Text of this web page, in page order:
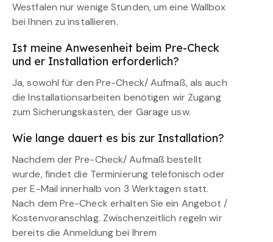
Westfalen nur wenige Stunden, um eine Wallbox
bei Ihnen zu installieren.
Ist meine Anwesenheit beim Pre-Check
und er Installation erforderlich?
Ja, sowohl für den Pre-Check/ Aufmaß, als auch
die Installationsarbeiten benötigen wir Zugang
zum Sicherungskasten, der Garage usw.
Wie lange dauert es bis zur Installation?
Nachdem der Pre-Check/ Aufmaß bestellt
wurde, findet die Terminierung telefonisch oder
per E-Mail innerhalb von 3 Werktagen statt.
Nach dem Pre-Check erhalten Sie ein Angebot /
Kostenvoranschlag. Zwischenzeitlich regeln wir
bereits die Anmeldung bei Ihrem